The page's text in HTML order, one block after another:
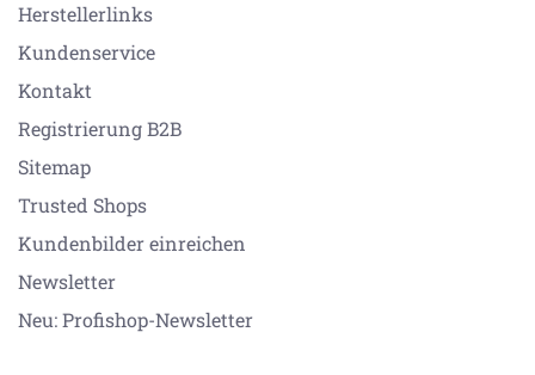
Herstellerlinks
Kundenservice
Kontakt
Registrierung B2B
Sitemap
Trusted Shops
Kundenbilder einreichen
Newsletter
Neu: Profishop-Newsletter